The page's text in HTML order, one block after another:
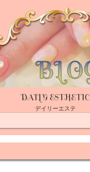
DAILY ESTHETIC
デイリーエステ